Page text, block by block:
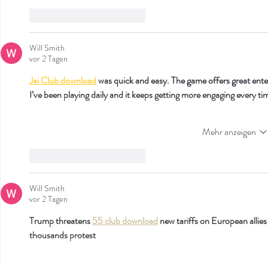
Will Smith
vor 2 Tagen
Jai Club download was quick and easy. The game offers great
I’ve been playing daily and it keeps getting more engaging every
Mehr anzeigen
Will Smith
vor 2 Tagen
Trump threatens 55 club download new tariffs on European
thousands protest